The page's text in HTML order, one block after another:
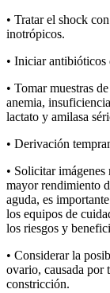
• Tratar el shock
inotrópicos.
• Iniciar antibióticos
• Tomar muestras
anemia,
lactato y amilasa
• Derivación
• Solicitar
mayor rendimiento
aguda, es
los equipos de
los riesgos y
• Considerar la
ovario, causada
constricción.